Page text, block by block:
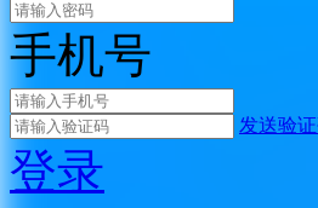
手机号
发送验
登录